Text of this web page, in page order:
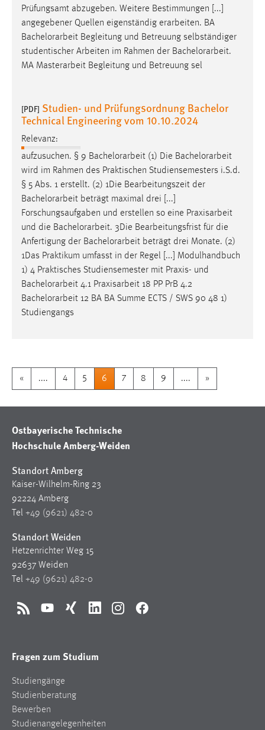
Prüfungsamt abzugeben. Weitere Bestimmungen [...]
angegebener Quellen eigenständig erarbeiten. BA
Bachelorarbeit Begleitung und Betreuung selbständiger
studentischer Arbeiten im Rahmen der Bachelorarbeit.
MA Masterarbeit Begleitung und Betreuung sel
[PDF] Studien- und Prüfungsordnung Bachelor
Technical Engineering vom 10.10.2024
Relevanz:
aufzusuchen. § 9 Bachelorarbeit (1) Die Bachelorarbeit
wird im Rahmen des Praktischen Studiensemesters i.S.d.
§ 5 Abs. 1 erstellt. (2) 1Die Bearbeitungszeit der
Bachelorarbeit beträgt maximal drei [...]
Forschungsaufgaben und erstellen so eine Praxisarbeit
und die Bachelorarbeit. 3Die Bearbeitungsfrist für die
Anfertigung der Bachelorarbeit beträgt drei Monate. (2)
1Das Praktikum umfasst in der Regel [...] Modulhandbuch
1) 4 Praktisches Studiensemester mit Praxis- und
Bachelorarbeit 4.1 Praxisarbeit 18 PP PrB 4.2
Bachelorarbeit 12 BA BA Summe ECTS / SWS 90 48 1)
Studiengangs
« .... 4 5 6 7 8 9 .... »
Ostbayerische Technische
Hochschule Amberg-Weiden
Standort Amberg
Kaiser-Wilhelm-Ring 23
92224 Amberg
Tel +49 (9621) 482-0
Standort Weiden
Hetzenrichter Weg 15
92637 Weiden
Tel +49 (9621) 482-0
RSS YouTubeXing LinkedInInstagramFacebook
Fragen zum Studium
Studiengänge
Studienberatung
Bewerben
Studienangelegenheiten